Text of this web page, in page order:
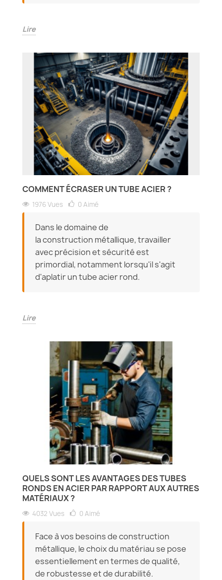
Lire
COMMENT ÉCRASER UN TUBE ACIER ?
1976 Vues 0 Aimé
Dans le domaine de
la construction métallique, travailler
avec précision et sécurité est
primordial, notamment lorsqu'il s'agit
d'aplatir un tube acier rond.
Lire
QUELS SONT LES AVANTAGES DES TUBES
RONDS EN ACIER PAR RAPPORT AUX AUTRES
MATÉRIAUX ?
4032 Vues 0 Aimé
Face à vos besoins de construction
métallique, le choix du matériau se pose
essentiellement en termes de qualité,
de robustesse et de durabilité.